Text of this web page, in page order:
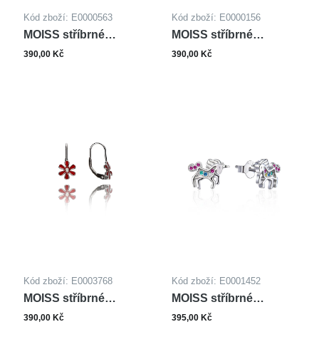
Kód zboží: E0000563
MOISS stříbrné
náušnice SMALT
390,00 Kč
Kód zboží: E0000156
MOISS stříbrné
náušnice SMALT
390,00 Kč
Kód zboží: E0003768
MOISS stříbrné
náušnice SMALT
390,00 Kč
Kód zboží: E0001452
MOISS stříbrné
náušnice
395,00 Kč